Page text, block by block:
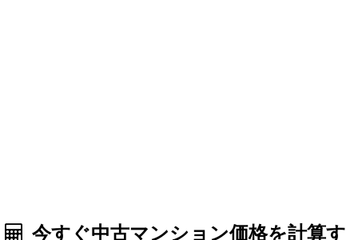
今すぐ中古マンション価格を計算す